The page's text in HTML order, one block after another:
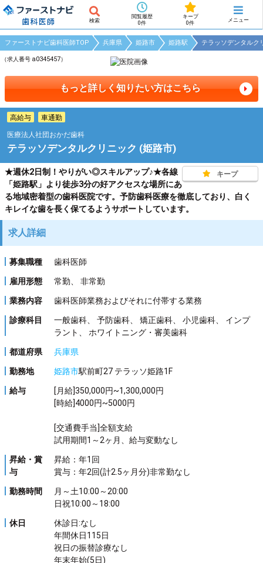
検索
閲覧履歴
0件
キープ
0件
メニュー
ファーストナビ歯科医師TOP 兵庫県 姫路市 姫路駅 テラッソデンタルク
（求人番号 a0345457）
もっと詳しく知りたい方はこちら
高給与 車通勤
医療法人社団おかだ歯科
テラッソデンタルクリニック (姫路市)
キープ
★週休2日制！やりがい◎スキルアップ♪★各線
「姫路駅」より徒歩3分の好アクセスな場所にあ
る地域密着型の歯科医院です。予防歯科医療を徹底しており、白く
キレイな歯を長く保てるようサポートしています。
求人詳細
募集職種 歯科医師
雇用形態 常勤、 非常勤
業務内容 歯科医師業務およびそれに付帯する業務
診療科目
一般歯科、 予防歯科、 矯正歯科、 小児歯科、 インプ
ラント、 ホワイトニング・審美歯科
都道府県 兵庫県
勤務地 姫路市駅前町27 テラッソ姫路1F
給与
[月給]350,000円~1,300,000円
[時給]4000円~5000円
[交通費手当]全額支給
試用期間1～2ヶ月、給与変動なし
昇給・賞
与
昇給：年1回
賞与：年2回(計2.5ヶ月分)非常勤なし
勤務時間
月～土10:00～20:00
日祝10:00～18:00
休日
休診日:なし
年間休日115日
祝日の振替診療なし
年末年始(5日)